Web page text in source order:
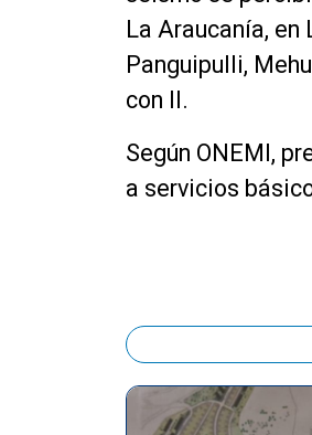
La Araucanía, en
Panguipulli,
con II.
Según ONEMI,
a servicios